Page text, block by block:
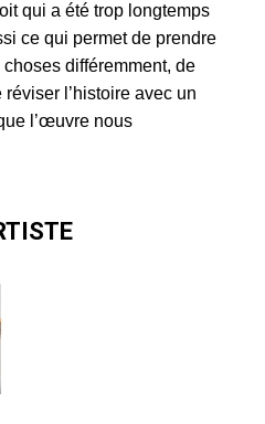
qui a été trop longtemps
ce qui permet de prendre
différemment, de
l’histoire avec un
l’œuvre nous